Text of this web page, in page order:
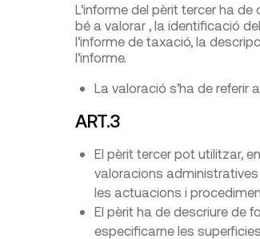
L’informe del pèrit tercer ha
bé a valorar , la identificació
l’informe de taxació, la
l’informe.
La valoració s’ha de
ART.3
El pèrit tercer pot utilitzar,
valoracions administratives
les actuacions i
El pèrit ha de descriure de
especificarne les